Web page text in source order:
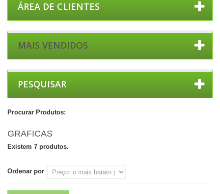
ÁREA DE CLIENTES
MAIS VENDIDOS
PESQUISAR
Procurar Produtos:
GRAFICAS
Existem 7 produtos.
Ordenar por